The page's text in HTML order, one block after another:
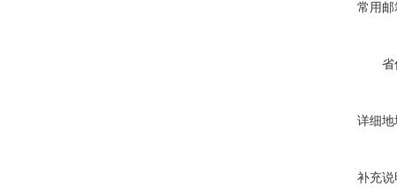
常用邮
省
详细地
补充说